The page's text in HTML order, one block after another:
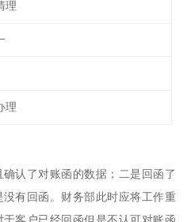
理
理
认了对账函的数据；二是回函了
有回函。财务部此时应将工作重